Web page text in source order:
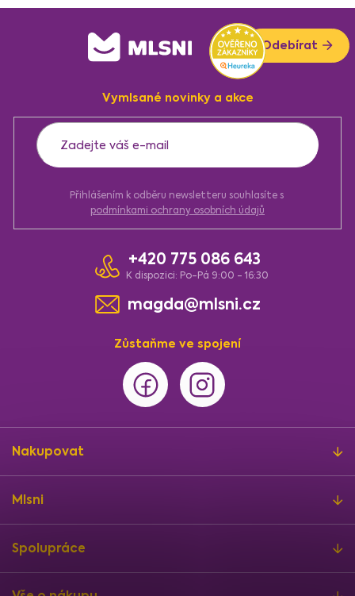
Vymlsané novinky a akce
Přihlášením k odběru newsletteru souhlasíte s
podmínkami ochrany osobních údajů
Odebírat
Zůstaňme ve spojení
+420 775 086 643
K dispozici: Po-Pá 9:00 - 16:30
magda@mlsni.cz
Nakupovat
Mlsni
Spolupráce